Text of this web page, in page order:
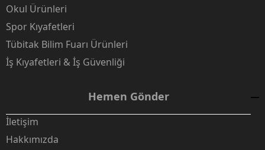
Okul Ürünleri
Spor Kıyafetleri
Tübitak Bilim Fuarı Ürünleri
İş Kıyafetleri & İş Güvenliği
Hemen Gönder
İletişim
Hakkımızda